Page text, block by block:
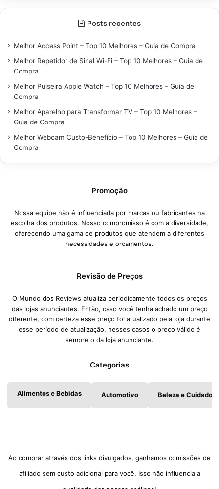
Posts recentes
Melhor Access Point – Top 10 Melhores – Guia de Compra
Melhor Repetidor de Sinal Wi-Fi – Top 10 Melhores – Guia de
Compra
Melhor Pulseira Apple Watch – Top 10 Melhores – Guia de
Compra
Melhor Aparelho para Transformar TV – Top 10 Melhores –
Guia de Compra
Melhor Webcam Custo-Benefício – Top 10 Melhores – Guia de
Compra
Promoção
Nossa equipe não é influenciada por marcas ou fabricantes na
escolha dos produtos. Nosso compromisso é com a diversidade,
oferecendo uma gama de produtos que atendem a diferentes
necessidades e orçamentos.
Revisão de Preços
O Mundo dos Reviews atualiza periodicamente todos os preços
das lojas anunciantes. Então, caso você tenha achado um preço
diferente, com certeza esse preço foi atualizado pela loja durante
esse período de atualização, nesses casos o preço válido é
sempre o da loja anunciante.
Categorias
Alimentos e Bebidas Automotivo Beleza e Cuidados
Ao comprar através dos links divulgados, ganhamos comissões de
afiliado sem custo adicional para você. Isso não influencia a